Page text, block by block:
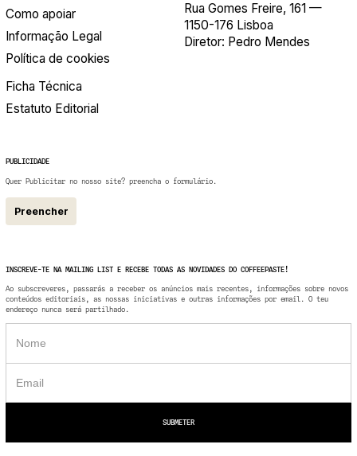
Como apoiar
Informação Legal
Política de cookies
Ficha Técnica
Estatuto Editorial
Rua Gomes Freire, 161 —
1150-176 Lisboa
Diretor: Pedro Mendes
PUBLICIDADE
Quer Publicitar no nosso site? preencha o formulário.
Preencher
INSCREVE-TE NA MAILING LIST E RECEBE TODAS AS NOVIDADES DO COFFEEPASTE!
Ao subscreveres, passarás a receber os anúncios mais recentes, informações sobre novos
conteúdos editoriais, as nossas iniciativas e outras informações por email. O teu
endereço nunca será partilhado.